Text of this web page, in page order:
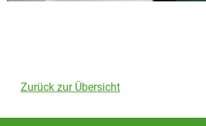
Zurück zur Übersicht